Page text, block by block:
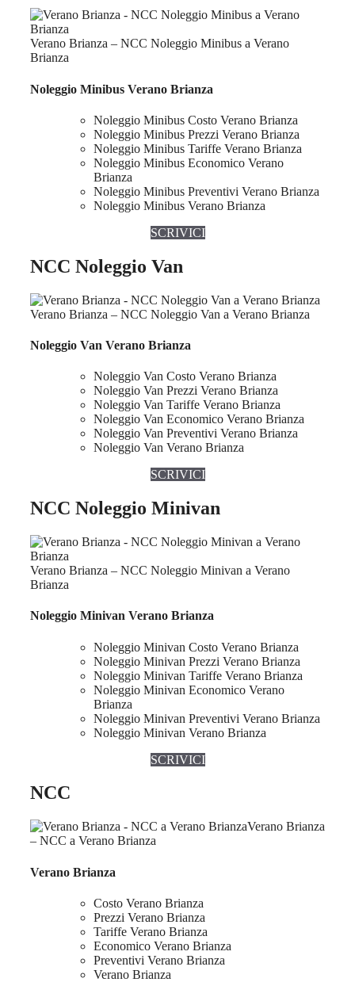
Verano Brianza – NCC Noleggio Minibus a Verano
Brianza
Noleggio Minibus Verano Brianza
Noleggio Minibus Costo Verano Brianza
Noleggio Minibus Prezzi Verano Brianza
Noleggio Minibus Tariffe Verano Brianza
Noleggio Minibus Economico Verano
Brianza
Noleggio Minibus Preventivi Verano Brianza
Noleggio Minibus Verano Brianza
SCRIVICI
NCC Noleggio Van
Verano Brianza – NCC Noleggio Van a Verano Brianza
Noleggio Van Verano Brianza
Noleggio Van Costo Verano Brianza
Noleggio Van Prezzi Verano Brianza
Noleggio Van Tariffe Verano Brianza
Noleggio Van Economico Verano Brianza
Noleggio Van Preventivi Verano Brianza
Noleggio Van Verano Brianza
SCRIVICI
NCC Noleggio Minivan
Verano Brianza – NCC Noleggio Minivan a Verano
Brianza
Noleggio Minivan Verano Brianza
Noleggio Minivan Costo Verano Brianza
Noleggio Minivan Prezzi Verano Brianza
Noleggio Minivan Tariffe Verano Brianza
Noleggio Minivan Economico Verano
Brianza
Noleggio Minivan Preventivi Verano Brianza
Noleggio Minivan Verano Brianza
SCRIVICI
NCC
Verano Brianza
– NCC a Verano Brianza
Verano Brianza
Costo Verano Brianza
Prezzi Verano Brianza
Tariffe Verano Brianza
Economico Verano Brianza
Preventivi Verano Brianza
Verano Brianza